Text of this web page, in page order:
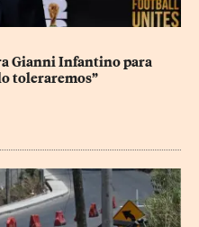
Gianni Infantino para
toleraremos”